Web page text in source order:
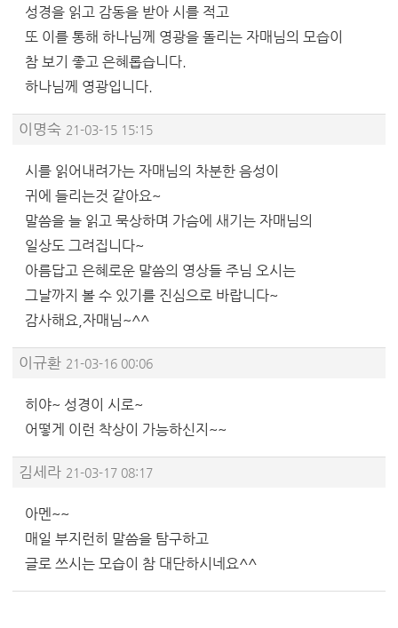
성경을 읽고 감동을 받아 시를 적고
또 이를 통해 하나님께 영광을 돌리는 자매님의 모습이
참 보기 좋고 은혜롭습니다.
하나님께 영광입니다.
이명숙 21-03-15 15:15
시를 읽어내려가는 자매님의 차분한 음성이
귀에 들리는것 같아요~
말씀을 늘 읽고 묵상하며 가슴에 새기는 자매님의
일상도 그려집니다~
아름답고 은혜로운 말씀의 영상들 주님 오시는
그날까지 볼 수 있기를 진심으로 바랍니다~
감사해요,자매님~^^
이규환 21-03-16 00:06
히야~ 성경이 시로~
어떻게 이런 착상이 가능하신지~~
김세라 21-03-17 08:17
아멘~~
매일 부지런히 말씀을 탐구하고
글로 쓰시는 모습이 참 대단하시네요^^